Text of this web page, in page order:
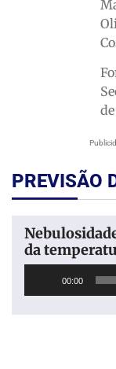
PREVISÃO
da
00:00